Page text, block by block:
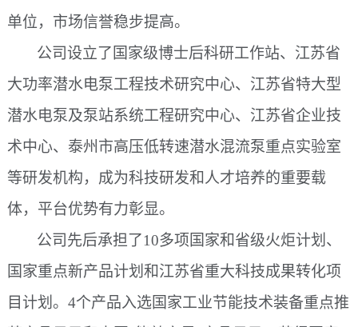
单位，市场信誉稳步提高。
公司设立了国家级博士后科研工作站、江苏省
大功率潜水电泵工程技术研究中心、江苏省特大型
潜水电泵及泵站系统工程研究中心、江苏省企业技
术中心、泰州市高压低转速潜水混流泵重点实验室
等研发机构，成为科技研发和人才培养的重要载
体，平台优势有力彰显。
公司先后承担了10多项国家和省级火炬计划、
国家重点新产品计划和江苏省重大科技成果转化项
目计划。4个产品入选国家工业节能技术装备重点推